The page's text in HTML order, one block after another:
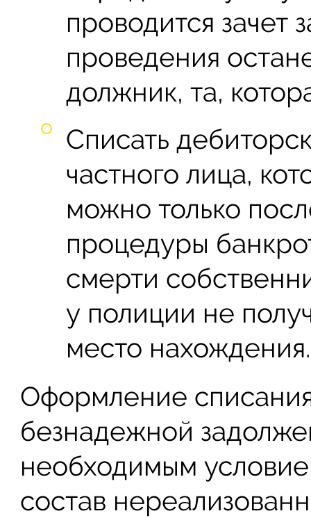
проводится зачет
проведения
должник, та,
Списать
частного лица,
можно только
процедуры
смерти
у полиции не
место нахождения.
Оформление
безнадежной
необходимым
состав